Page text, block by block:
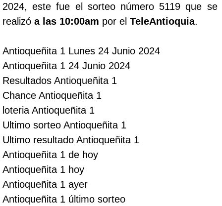
Lotería de Boyaca
Antioqueñita Día
Antioqueñita Tarde
Astro Sol
Astro Luna
Cafeterito Tarde
2024, este fue el sorteo número 5119 que se
realizó a las 10:00am por el TeleAntioquia.
Antioqueñita 1 Lunes 24 Junio 2024
Antioqueñita 1 24 Junio 2024
Resultados Antioqueñita 1
Chance Antioqueñita 1
loteria Antioqueñita 1
Ultimo sorteo Antioqueñita 1
Ultimo resultado Antioqueñita 1
Antioqueñita 1 de hoy
Antioqueñita 1 hoy
Antioqueñita 1 ayer
Antioqueñita 1 último sorteo